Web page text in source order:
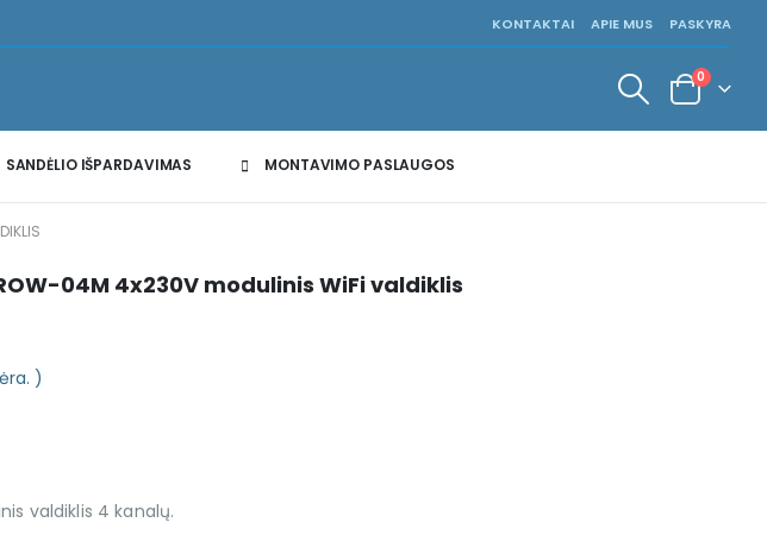
KONTAKTAI APIE MUS PASKYRA
0
SANDĖLIO IŠPARDAVIMAS MONTAVIMO PASLAUGOS
04M 4x230V modulinis WiFi valdiklis
)
valdiklis 4 kanalų.